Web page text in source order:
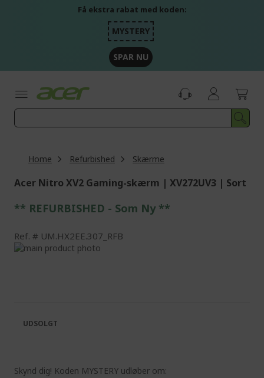
Få ekstra rabat med koden:
MYSTERY
SPAR NU
Home Refurbished Skærme
Acer Nitro XV2 Gaming-skærm | XV272UV3 | Sort
** REFURBISHED - Som Ny **
Ref. UM.HX2EE.307_RFB
Skip
images
gallery
the
images
Skynd dig! Koden MYSTERY udløber om:
UDSOLGT